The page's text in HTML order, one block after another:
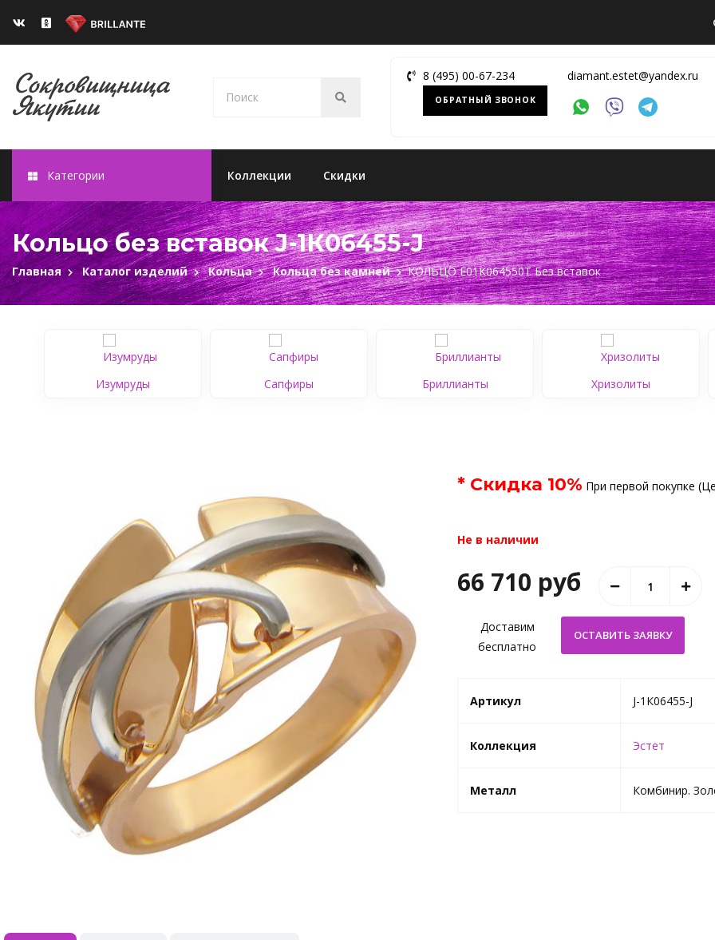
8 (495) 00-67-234
ОБРАТНЫЙ ЗВОНОК
diamant.estet@yandex.ru
Категории Коллекции Скидки
Кольцо без вставок J-1К06455-J
Главная Каталог изделий Кольца Кольца без камней КОЛЬЦО Е01К064550Т Без вставок
Изумруды Сапфиры Бриллианты Хризолиты
* Скидка 10% При первой покупке
Не в наличии
66 710 руб
Доставим
бесплатно
Артикул J-1К06455-J
Коллекция Эстет
Металл Комбинир.